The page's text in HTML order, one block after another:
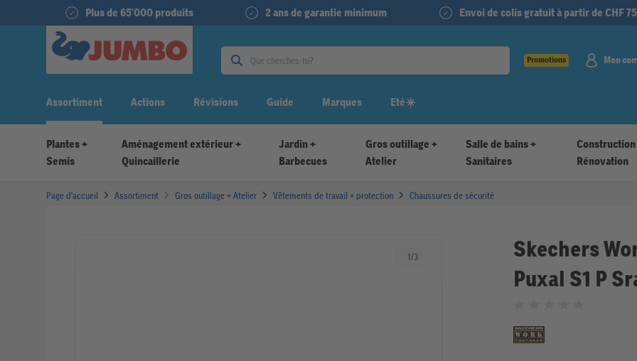
Plus de 65'000 produits 2 ans de garantie minimum Envoi de colis gratuit à partir de CHF
Promotions Mon
Assortiment
Plantes +
Semis
Aménagement extérieur +
Quincaillerie
Jardin +
Barbecues
Gros outillage +
Atelier
Salle de bains +
Sanitaires
Construction
Rénovation
Actions Révisions Guide Marques Eté☀️
Page d'accueil Assortiment Gros outillage + Atelier Vêtements de travail + protection Chaussures de sécurité
1/3
Skechers
Puxal S1 P